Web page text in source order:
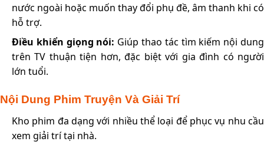
nước ngoài hoặc muốn thay đổi phụ đề, âm thanh khi có
hỗ trợ.
Điều khiển giọng nói: Giúp thao tác tìm kiếm nội dung
trên TV thuận tiện hơn, đặc biệt với gia đình có người
lớn tuổi.
Nội Dung Phim Truyện Và Giải Trí
Kho phim đa dạng với nhiều thể loại để phục vụ nhu cầu
xem giải trí tại nhà.